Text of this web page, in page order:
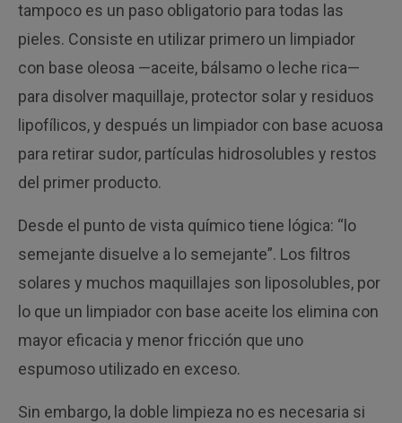
tampoco es un paso obligatorio para todas las
pieles. Consiste en utilizar primero un limpiador
con base oleosa —aceite, bálsamo o leche rica—
para disolver maquillaje, protector solar y residuos
lipofílicos, y después un limpiador con base acuosa
para retirar sudor, partículas hidrosolubles y restos
del primer producto.
Desde el punto de vista químico tiene lógica: “lo
semejante disuelve a lo semejante”. Los filtros
solares y muchos maquillajes son liposolubles, por
lo que un limpiador con base aceite los elimina con
mayor eficacia y menor fricción que uno
espumoso utilizado en exceso.
Sin embargo, la doble limpieza no es necesaria si